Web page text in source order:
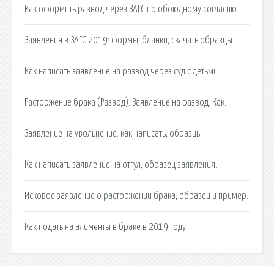
Как оформить развод через ЗАГС по обоюдному согласию.
Заявления в ЗАГС 2019: формы, бланки, скачать образцы.
Как написать заявление на развод через суд с детьми.
Расторжение брака (Развод). Заявление на развод. Как.
Заявление на увольнение: как написать, образцы
Как написать заявление на отгул, образец заявления.
Исковое заявление о расторжении брака, образец и пример.
Как подать на алименты в браке в 2019 году.